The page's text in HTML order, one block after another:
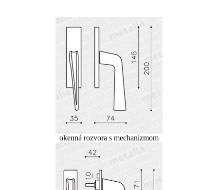
okenná rozvora s mechanizmom